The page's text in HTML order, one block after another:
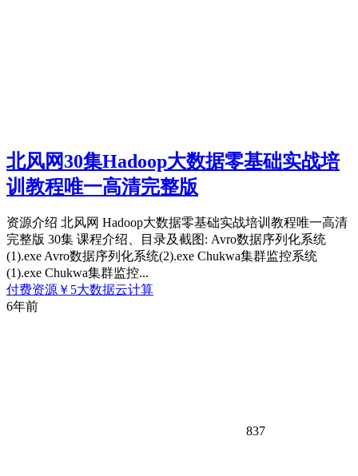
北风网30集Hadoop大数据零基础实战培
训教程唯一高清完整版
资源介绍 北风网 Hadoop大数据零基础实战培训教程唯一高清
完整版 30集 课程介绍、目录及截图: Avro数据序列化系统
(1).exe Avro数据序列化系统(2).exe Chukwa集群监控系统
(1).exe Chukwa集群监控...
付费资源 ￥ 5大数据云计算
6年前
837